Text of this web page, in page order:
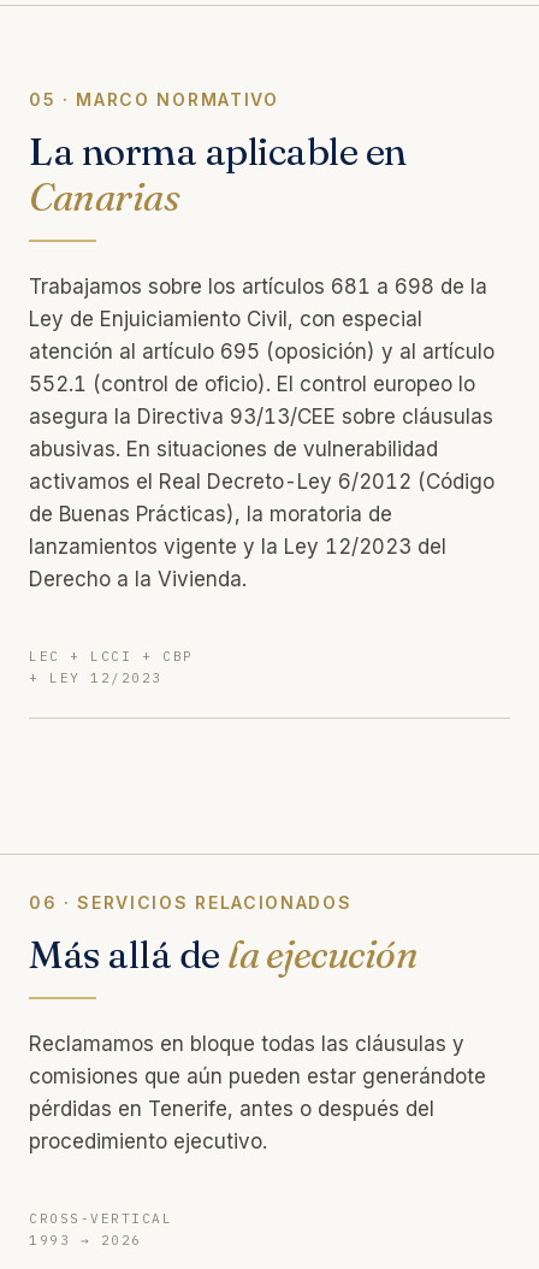
05 · MARCO NORMATIVO
La norma aplicable en
Canarias
Trabajamos sobre los artículos 681 a 698 de la
Ley de Enjuiciamiento Civil, con especial
atención al artículo 695 (oposición) y al artículo
552.1 (control de oficio). El control europeo lo
asegura la Directiva 93/13/CEE sobre cláusulas
abusivas. En situaciones de vulnerabilidad
activamos el Real Decreto-Ley 6/2012 (Código
de Buenas Prácticas), la moratoria de
lanzamientos vigente y la Ley 12/2023 del
Derecho a la Vivienda.
LEC + LCCI + CBP
+ LEY 12/2023
06 · SERVICIOS RELACIONADOS
Más allá de la ejecución
Reclamamos en bloque todas las cláusulas y
comisiones que aún pueden estar generándote
pérdidas en Tenerife, antes o después del
procedimiento ejecutivo.
CROSS-VERTICAL
1993 → 2026